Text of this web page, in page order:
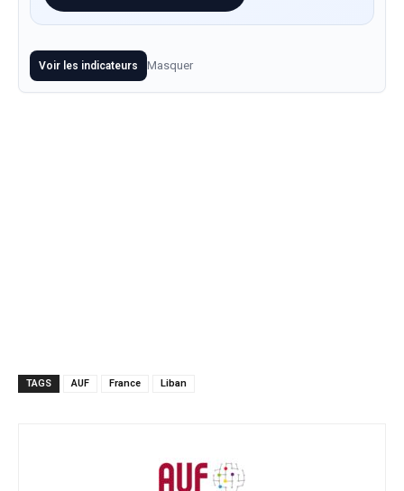
Voir les indicateurs Masquer
TAGS AUF France Liban